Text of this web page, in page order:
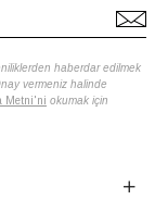
haberdar edilmek
vermeniz halinde
Metni'ni okumak için